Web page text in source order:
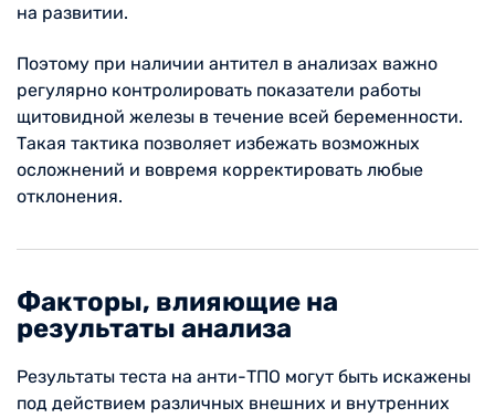
на развитии.
Поэтому при наличии антител в анализах важно
регулярно контролировать показатели работы
щитовидной железы в течение всей беременности.
Такая тактика позволяет избежать возможных
осложнений и вовремя корректировать любые
отклонения.
Факторы, влияющие на
результаты анализа
Результаты теста на анти-ТПО могут быть искажены
под действием различных внешних и внутренних